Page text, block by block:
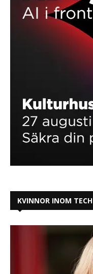
KVINNOR INOM TECH